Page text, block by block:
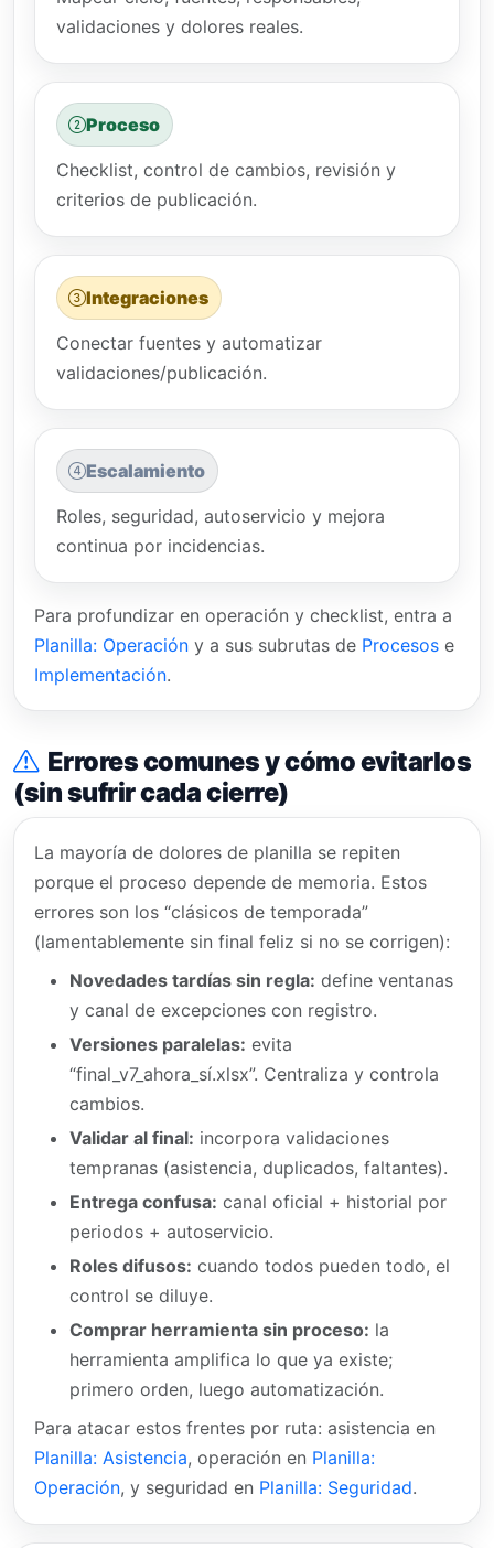
validaciones y dolores reales.
Proceso
Checklist, control de cambios, revisión y
criterios de publicación.
Integraciones
Conectar fuentes y automatizar
validaciones/publicación.
Escalamiento
Roles, seguridad, autoservicio y mejora
continua por incidencias.
Para profundizar en operación y checklist, entra a
Planilla: Operación y a sus subrutas de Procesos e
Implementación.
Errores comunes y cómo evitarlos
(sin sufrir cada cierre)
La mayoría de dolores de planilla se repiten
porque el proceso depende de memoria. Estos
errores son los “clásicos de temporada”
(lamentablemente sin final feliz si no se corrigen):
Novedades tardías sin regla: define ventanas
y canal de excepciones con registro.
Versiones paralelas: evita
“final_v7_ahora_sí.xlsx”. Centraliza y controla
cambios.
Validar al final: incorpora validaciones
tempranas (asistencia, duplicados, faltantes).
Entrega confusa: canal oficial + historial por
periodos + autoservicio.
Roles difusos: cuando todos pueden todo, el
control se diluye.
Comprar herramienta sin proceso: la
herramienta amplifica lo que ya existe;
primero orden, luego automatización.
Para atacar estos frentes por ruta: asistencia en
Planilla: Asistencia, operación en Planilla:
Operación, y seguridad en Planilla: Seguridad.